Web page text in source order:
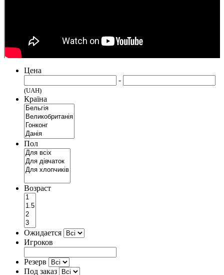
Цена
-
(UAH)
Країна
Пол
Возраст
Ожидается
Игроков
Резерв
Под заказ